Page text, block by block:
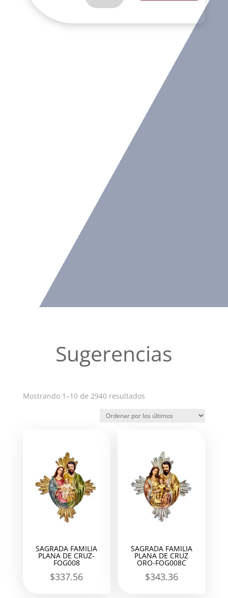
CARPINTERO
CM
Sugerencias
Mostrando 1–10 de 2940 resultadosOrdenado
los
SAGRADA FAMILIA
PLANA DE CRUZ-
FOG008
$337.56
SAGRADA FAMILIA
PLANA DE CRUZ
ORO-FOG008C
$343.36